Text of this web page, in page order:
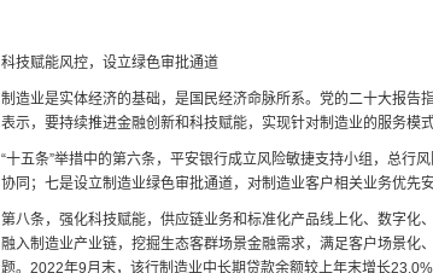
科技赋能风控，设立绿色审批通道
制造业是实体经济的基础，是国民经济命脉所系。党的二十大报告
表示，要持续推进金融创新和科技赋能，实现针对制造业的服务模式
“十五条”举措中的第六条，平安银行成立风险敏捷支持小组，总行
协同；七是设立制造业绿色审批通道，对制造业客户相关业务优先
第八条，强化科技赋能，供应链业务和标准化产品线上化、数字化
融入制造业产业链，挖掘生态客群场景金融需求，满足客户场景化
题。2022年9月末，该行制造业中长期贷款余额较上年末增长